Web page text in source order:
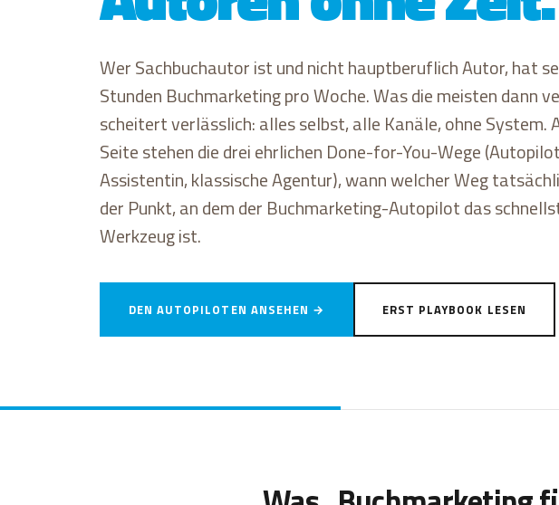
Wer Sachbuchautor ist und nicht hauptberuflich Autor, hat
Stunden Buchmarketing pro Woche. Was die meisten dann
scheitert verlässlich: alles selbst, alle Kanäle, ohne System.
Seite stehen die drei ehrlichen Done-for-You-Wege
Assistentin, klassische Agentur), wann welcher Weg
der Punkt, an dem der Buchmarketing-Autopilot das
Werkzeug ist.
DEN AUTOPILOTEN ANSEHEN → ERST PLAYBOOK LESEN